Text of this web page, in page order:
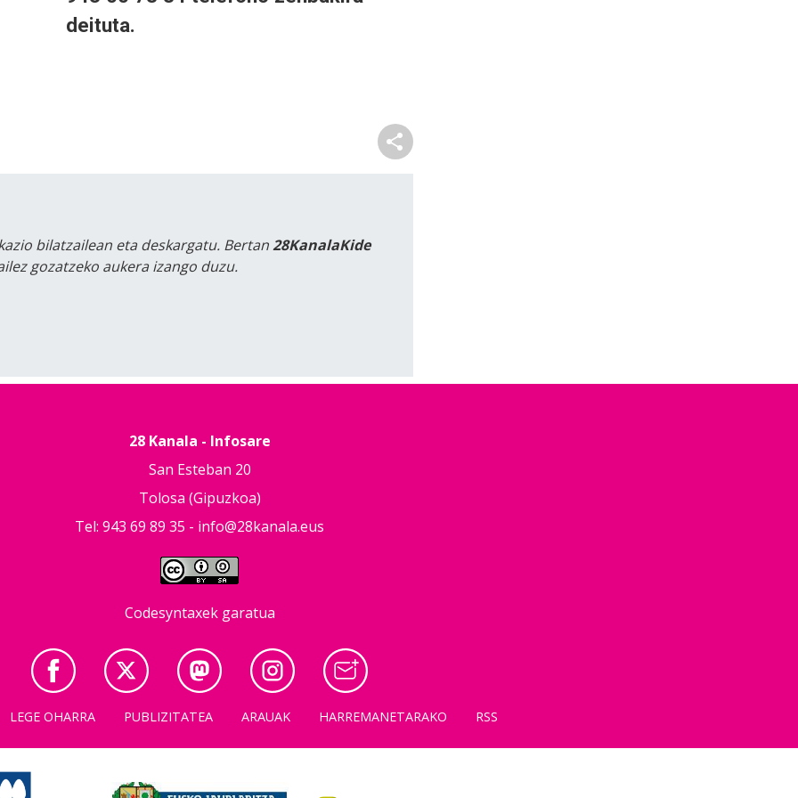
deituta.
bilatzailean eta deskargatu. Bertan28KanalaKide
gozatzeko aukera izango duzu.
28 Kanala - Infosare
San Esteban 20
Tolosa (Gipuzkoa)
Tel: 943 69 89 35 - info@28kanala.eus
Codesyntaxek garatua
LEGE OHARRA PUBLIZITATEA ARAUAK HARREMANETARAKO RSS